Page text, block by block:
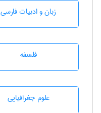
زبان و ادبيات فارسی
فلسفه
علوم جغرافيايی